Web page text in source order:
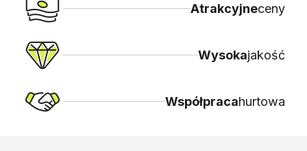
Atrakcyjneceny
Wysokajakość
Współpracahurtowa